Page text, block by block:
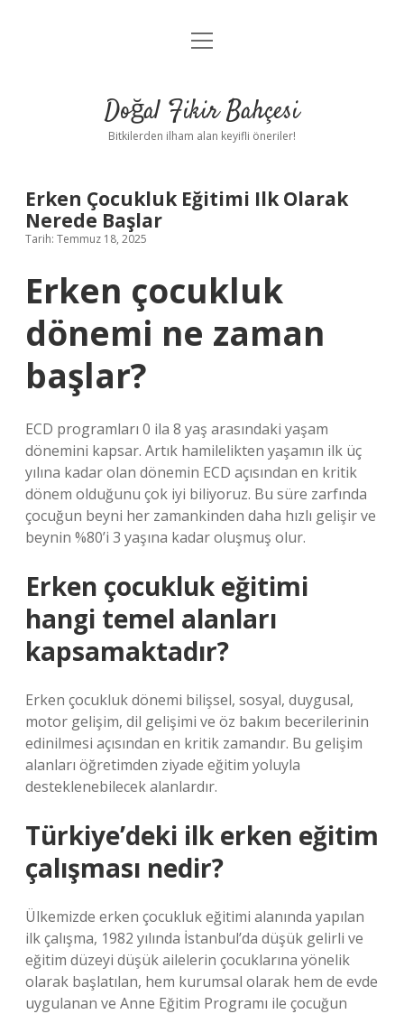
Anasayfa
Yasal Uyarı
menüyü
Doğal Fikir Bahçesi
Bitkilerden ilham alan keyifli öneriler!
Erken Çocukluk Eğitimi Ilk Olarak
Nerede Başlar
Tarih: Temmuz 18, 2025
Erken çocukluk
dönemi ne zaman
başlar?
ECD programları 0 ila 8 yaş arasındaki yaşam
dönemini kapsar. Artık hamilelikten yaşamın ilk üç
yılına kadar olan dönemin ECD açısından en kritik
dönem olduğunu çok iyi biliyoruz. Bu süre zarfında
çocuğun beyni her zamankinden daha hızlı gelişir ve
beynin %80’i 3 yaşına kadar oluşmuş olur.
Erken çocukluk eğitimi
hangi temel alanları
kapsamaktadır?
Erken çocukluk dönemi bilişsel, sosyal, duygusal,
motor gelişim, dil gelişimi ve öz bakım becerilerinin
edinilmesi açısından en kritik zamandır. Bu gelişim
alanları öğretimden ziyade eğitim yoluyla
desteklenebilecek alanlardır.
Türkiye’deki ilk erken eğitim
çalışması nedir?
Ülkemizde erken çocukluk eğitimi alanında yapılan
ilk çalışma, 1982 yılında İstanbul’da düşük gelirli ve
eğitim düzeyi düşük ailelerin çocuklarına yönelik
olarak başlatılan, hem kurumsal olarak hem de evde
uygulanan ve Anne Eğitim Programı ile çocuğun